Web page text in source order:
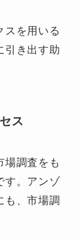
スを用いる
引き出す助
ス
場調査をも
す。アンゾ
も、市場調